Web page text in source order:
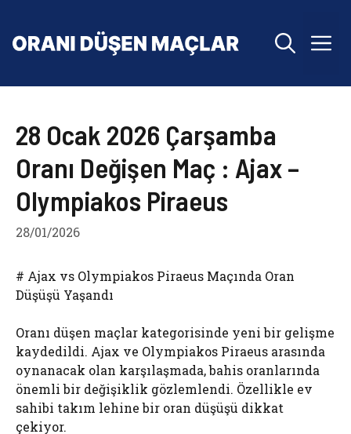
28 Ocak 2026 Çarşamba
Oranı Değişen Maç : Ajax –
Olympiakos Piraeus
28/01/2026
# Ajax vs Olympiakos Piraeus Maçında Oran
Düşüşü Yaşandı
Oranı düşen maçlar kategorisinde yeni bir gelişme
kaydedildi. Ajax ve Olympiakos Piraeus arasında
oynanacak olan karşılaşmada, bahis oranlarında
önemli bir değişiklik gözlemlendi. Özellikle ev
sahibi takım lehine bir oran düşüşü dikkat
çekiyor.